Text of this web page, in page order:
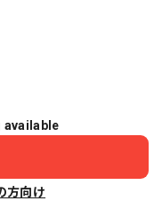
available
方向け